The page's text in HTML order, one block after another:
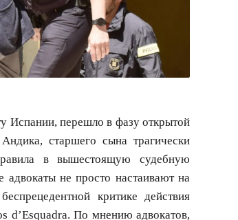
Испании, перешло в фазу открытой
старшего сына трагически
в вышестоящую судебную
не просто настаивают на
критике действия
d’Esquadra. По мнению адвокатов,